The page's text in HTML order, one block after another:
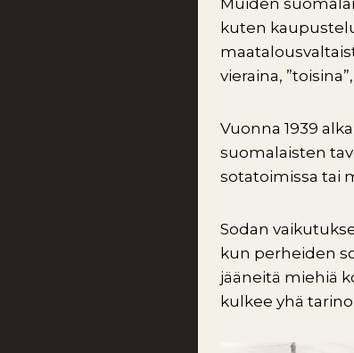
Muiden
kuten
vieraina,
Vuonna 1939
suomalaisten
sotatoimissa tai
Sodan
kun perheiden
jääneitä miehiä
kulkee yhä